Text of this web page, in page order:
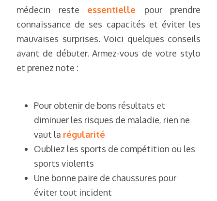
médecin reste essentielle
pour prendre
connaissance de ses capacités et éviter les
mauvaises surprises. Voici quelques conseils
avant de débuter. Armez-vous de votre stylo
et prenez note :
Pour obtenir de bons résultats et
diminuer les risques de maladie, rien ne
vaut la régularité
Oubliez les sports de compétition ou les
sports violents
Une bonne paire de chaussures pour
éviter tout incident